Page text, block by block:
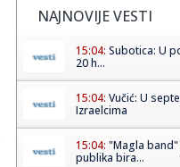
NAJNOVIJE VESTI
15:04: Subotica: U
20 h...
15:04: Vučić: U
Izraelcima
15:04: "Magla
publika bira...